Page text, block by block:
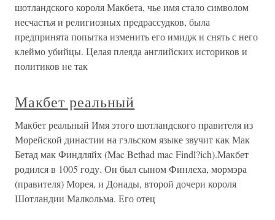
шотландского короля Макбета, чье имя стало символом
несчастья и религиозных предрассудков, была
предпринята попытка изменить его имидж и снять с него
клеймо убийцы. Целая плеяда английских историков и
политиков не так
Макбет реальный
Макбет реальный Имя этого шотландского правителя из
Морейской династии на гэльском языке звучит как Мак
Бетад мак Финдляйх (Mac Bethad mac Findl?ich).Макбет
родился в 1005 году. Он был сыном Финлеха, мормэра
(правителя) Морея, и Донады, второй дочери короля
Шотландии Малкольма. Его отец